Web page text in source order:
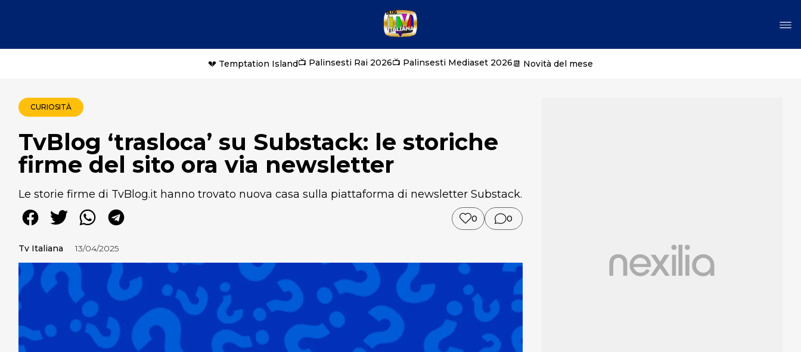
💔 Temptation Island📺 Palinsesti Rai 2026📺 Palinsesti Mediaset 2026📆 Novità del mese
CURIOSITÀ
TvBlog ‘trasloca’ su Substack: le storiche
firme del sito ora via newsletter
Le storie firme di TvBlog.it hanno trovato nuova casa sulla piattaforma di newsletter Substack.
0 0
Tv Italiana 13/04/2025